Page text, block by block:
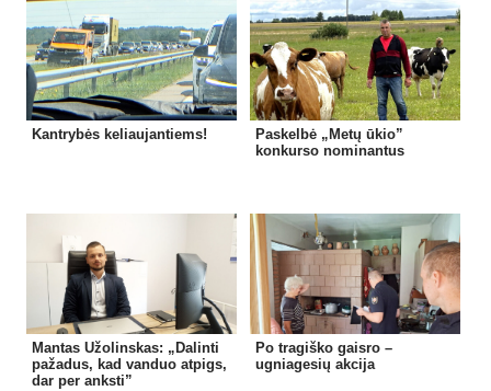
Kantrybės keliaujantiems!
Paskelbė „Metų ūkio”
konkurso nominantus
Mantas Užolinskas: „Dalinti
pažadus, kad vanduo atpigs,
dar per anksti”
Po tragiško gaisro –
ugniagesių akcija